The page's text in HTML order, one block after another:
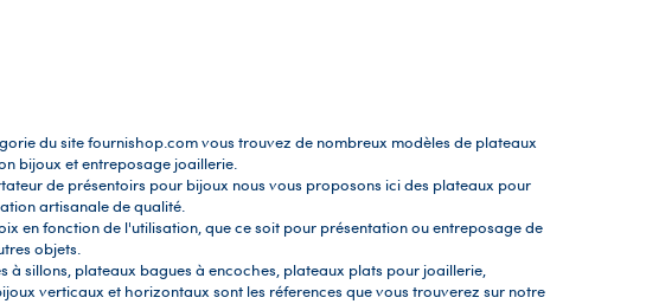
du site fournishop.com vous trouvez de nombreux modèles de plateaux
bijoux et entreposage joaillerie.
de présentoirs pour bijoux nous vous proposons ici des plateaux pour
artisanale de qualité.
en fonction de l'utilisation, que ce soit pour présentation ou entreposage de
objets.
à sillons, plateaux bagues à encoches, plateaux plats pour joaillerie,
verticaux et horizontaux sont les réferences que vous trouverez sur notre